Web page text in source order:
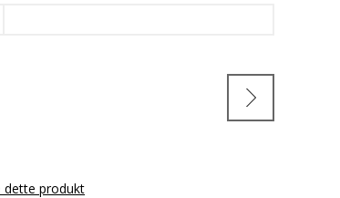
produkt